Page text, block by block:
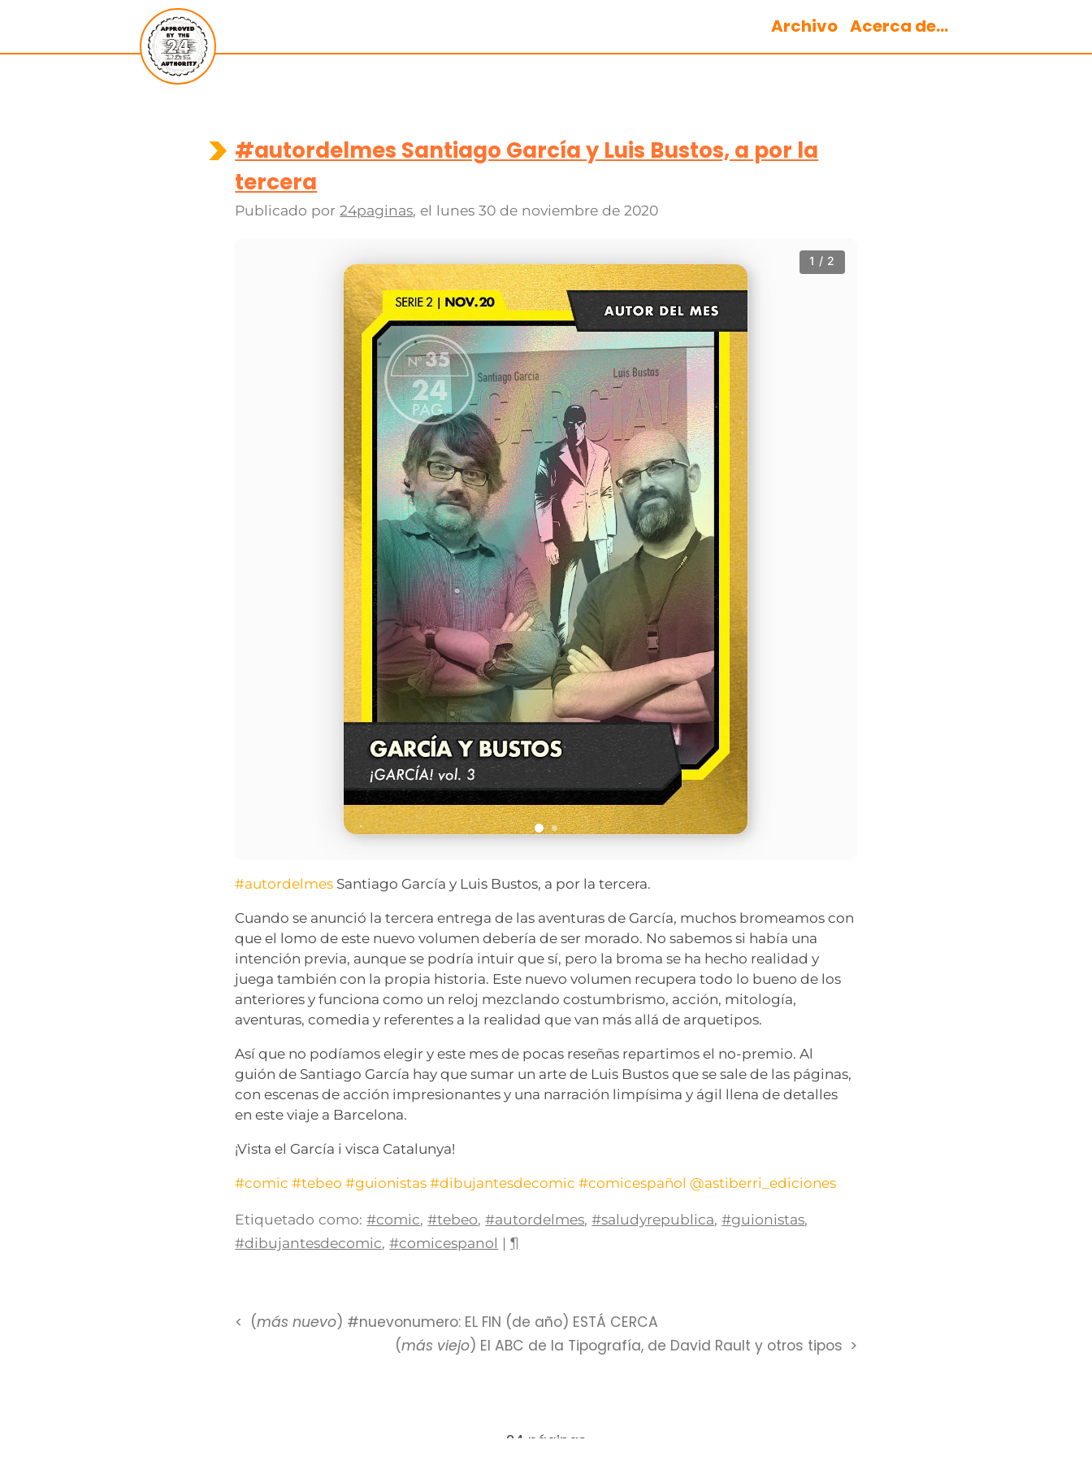
Archivo Acerca de...
#autordelmes Santiago García y Luis Bustos, a por la
tercera
Publicado por24paginas, el lunes 30 de noviembre de 2020
1 / 2
#autordelmes Santiago García y Luis Bustos, a por la tercera.
Cuando se anunció la tercera entrega de las aventuras de García, muchos bromeamos con
que el lomo de este nuevo volumen debería de ser morado. No sabemos si había una
intención previa, aunque se podría intuir que sí, pero la broma se ha hecho realidad y
juega también con la propia historia. Este nuevo volumen recupera todo lo bueno de los
anteriores y funciona como un reloj mezclando costumbrismo, acción, mitología,
aventuras, comedia y referentes a la realidad que van más allá de arquetipos.
Así que no podíamos elegir y este mes de pocas reseñas repartimos el no-premio. Al
guión de Santiago García hay que sumar un arte de Luis Bustos que se sale de las páginas,
con escenas de acción impresionantes y una narración limpísima y ágil llena de detalles
en este viaje a Barcelona.
¡Vista el García i visca Catalunya!
#comic #tebeo #guionistas #dibujantesdecomic #comicespañol @astiberri_ediciones
Etiquetado como: #comic,#tebeo,#autordelmes,#saludyrepublica,#guionistas,
#dibujantesdecomic,#comicespanol |¶
(más nuevo) #nuevonumero: EL FIN (de año) ESTÁ CERCA
(más viejo) El ABC de la Tipografía, de David Rault y otros tipos
24 páginas